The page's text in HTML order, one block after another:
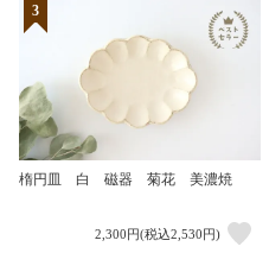
3
楕円皿 白 磁器 菊花 美濃焼
2,300円(税込2,530円)